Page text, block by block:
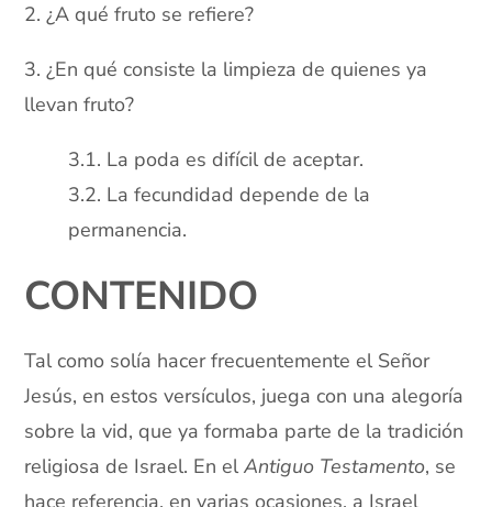
2. ¿A qué fruto se refiere?
3. ¿En qué consiste la limpieza de quienes ya
llevan fruto?
3.1. La poda es difícil de aceptar.
3.2. La fecundidad depende de la
permanencia.
CONTENIDO
Tal como solía hacer frecuentemente el Señor
Jesús, en estos versículos, juega con una alegoría
sobre la vid, que ya formaba parte de la tradición
religiosa de Israel. En elAntiguo Testamento, se
hace referencia, en varias ocasiones, a Israel